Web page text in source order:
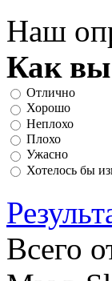
Наш
Как вы
Отлично
Хорошо
Неплохо
Плохо
Ужасно
Хотелось бы
Всего